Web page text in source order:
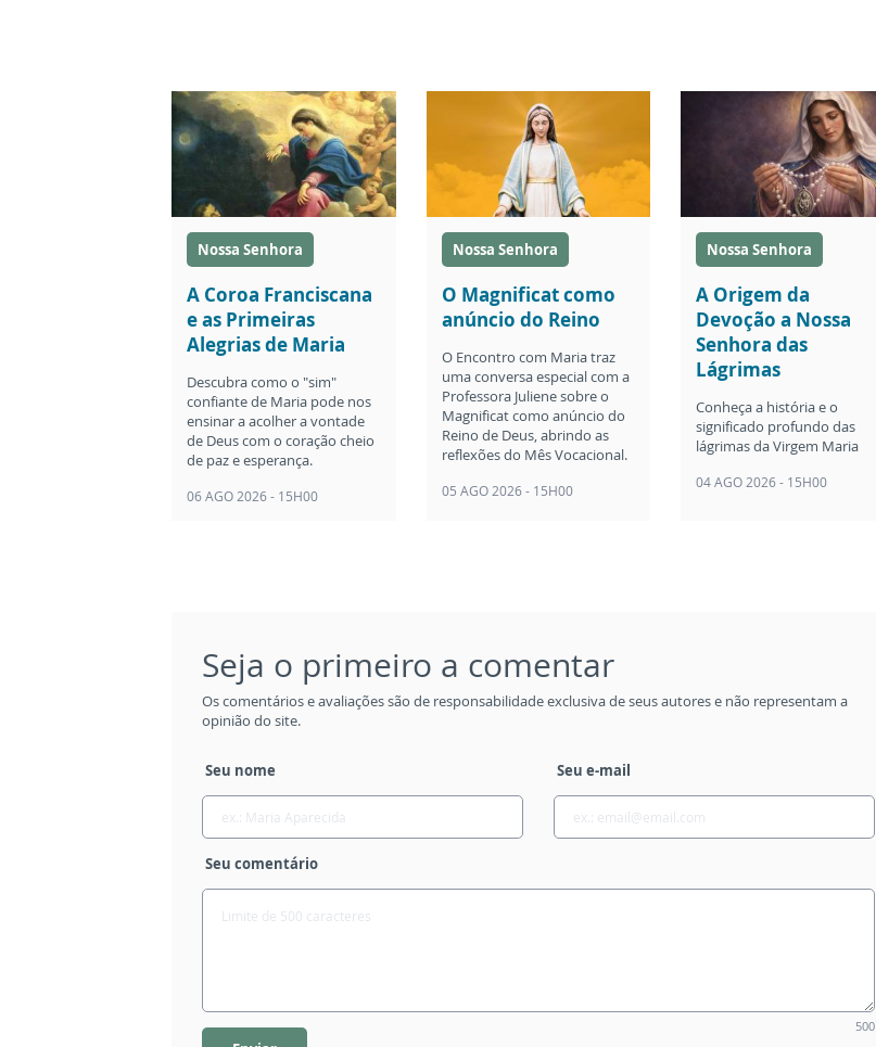
Nossa Senhora
A Coroa Franciscana
e as Primeiras
Alegrias de Maria
Descubra como o "sim"
confiante de Maria pode nos
ensinar a acolher a vontade
de Deus com o coração cheio
de paz e esperança.
06 AGO 2026 - 15H00
Nossa Senhora
O Magnificat como
anúncio do Reino
O Encontro com Maria traz
uma conversa especial com a
Professora Juliene sobre o
Magnificat como anúncio do
Reino de Deus, abrindo as
reflexões do Mês Vocacional.
05 AGO 2026 - 15H00
Nossa Senhora
A Origem da
Devoção a Nossa
Senhora das
Lágrimas
Conheça a história e o
significado profundo das
lágrimas da Virgem Maria
04 AGO 2026 - 15H00
Seja o primeiro a comentar
Os comentários e avaliações são de responsabilidade exclusiva de seus autores e não representam a
opinião do site.
Seu nome Seu e-mail
Seu comentário
500